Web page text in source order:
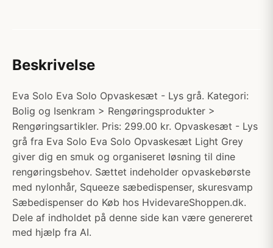
Beskrivelse
Eva Solo Eva Solo Opvaskesæt - Lys grå. Kategori:
Bolig og Isenkram > Rengøringsprodukter >
Rengøringsartikler. Pris: 299.00 kr. Opvaskesæt - Lys
grå fra Eva Solo Eva Solo Opvaskesæt Light Grey
giver dig en smuk og organiseret løsning til dine
rengøringsbehov. Sættet indeholder opvaskebørste
med nylonhår, Squeeze sæbedispenser, skuresvamp
Sæbedispenser do Køb hos HvidevareShoppen.dk.
Dele af indholdet på denne side kan være genereret
med hjælp fra AI.